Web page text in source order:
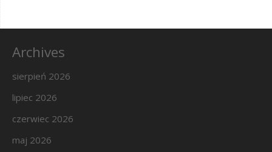
Archives
sierpień 2026
lipiec 2026
czerwiec 2026
maj 2026